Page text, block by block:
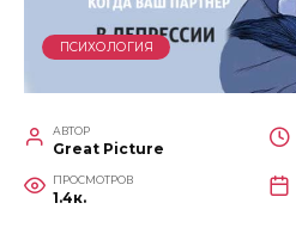
ПСИХОЛОГИЯ
АВТОР
Great Picture
ПРОСМОТРОВ
1.4к.